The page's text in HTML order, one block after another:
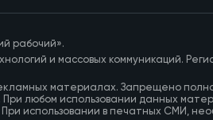
рабочий».
и массовых коммуникаций.
материалах. Запрещено
любом использовании данных
использовании в печатных СМИ,